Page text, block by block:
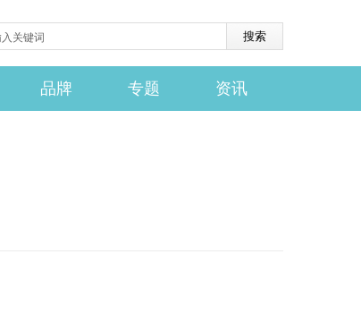
品牌 专题 资讯